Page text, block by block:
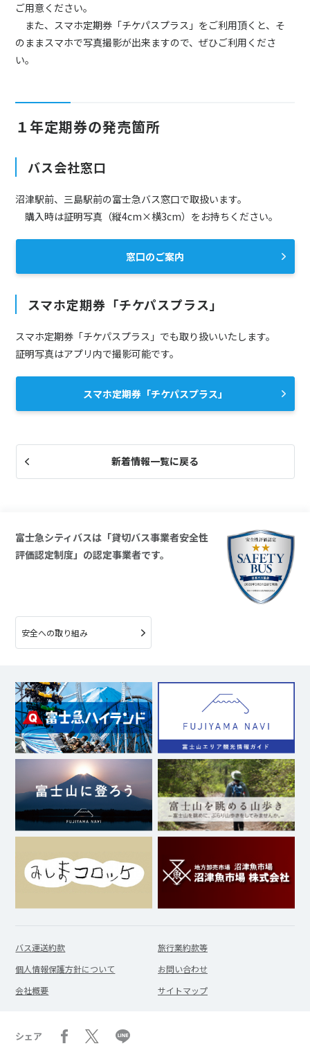
ご用意ください。
また、スマホ定期券「チケパスプラス」をご利用頂くと、そ
のままスマホで写真撮影が出来ますので、ぜひご利用くださ
い。
１年定期券の発売箇所
バス会社窓口
沼津駅前、三島駅前の富士急バス窓口で取扱います。
購入時は証明写真（縦4cm×横3cm）をお持ちください。
窓口のご案内
スマホ定期券「チケパスプラス」
スマホ定期券「チケパスプラス」でも取り扱いいたします。
証明写真はアプリ内で撮影可能です。
スマホ定期券「チケパスプラス」
新着情報一覧に戻る
富士急シティバスは「貸切バス事業者安全性
評価認定制度」の認定事業者です。
安全への取り組み
バス運送約款
旅行業約款等
個人情報保護方針について
お問い合わせ
会社概要
サイトマップ
シェア